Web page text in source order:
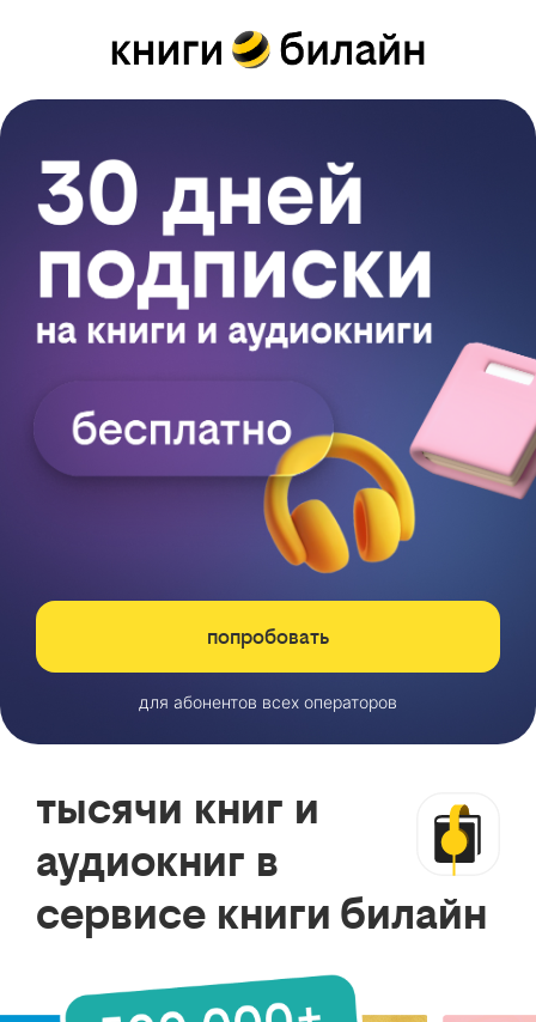
попробовать
для абонентов всех операторов
тысячи книг и
аудиокниг в
сервисе книги билайн